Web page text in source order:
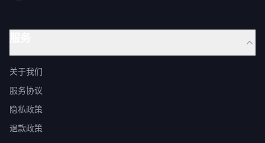
关于我们
服务协议
隐私政策
退款政策